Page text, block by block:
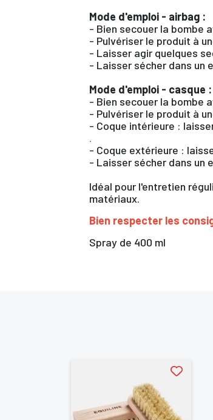
Mode d'emploi - airbag :
- Bien secouer la bombe
- Pulvériser le produit à
- Laisser agir quelques
- Laisser sécher dans un
Mode d'emploi - casque :
- Bien secouer la bombe
- Pulvériser le produit à
- Coque intérieure :
.
- Coque extérieure :
- Laisser sécher dans un
Idéal pour l'entretien
matériaux.
Bien respecter les
Spray de 400 ml